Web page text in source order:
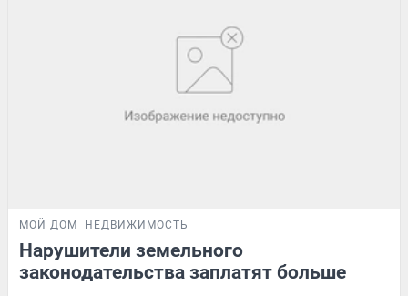
МОЙ ДОМ НЕДВИЖИМОСТЬ
Нарушители земельного
законодательства заплатят больше